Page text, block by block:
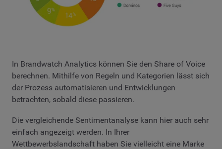
In Brandwatch Analytics können Sie den Share of Voice
berechnen. Mithilfe von Regeln und Kategorien lässt sich
der Prozess automatisieren und Entwicklungen
betrachten, sobald diese passieren.
Die vergleichende Sentimentanalyse kann hier auch sehr
einfach angezeigt werden. In Ihrer
Wettbewerbslandschaft haben Sie vielleicht eine Marke